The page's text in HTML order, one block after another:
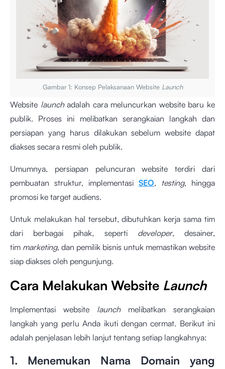
Gambar 1: Konsep Pelaksanaan Website Launch
Website launchadalah cara meluncurkan website baru ke
publik. Proses ini melibatkan serangkaian langkah dan
persiapan yang harus dilakukan sebelum website dapat
diakses secara resmi oleh publik.
Umumnya, persiapan peluncuran website terdiri dari
pembuatan struktur, implementasi SEO, testing, hingga
promosi ke target audiens.
Untuk melakukan hal tersebut, dibutuhkan kerja sama tim
dari berbagai pihak, seperti developer, desainer,
tim marketing, dan pemilik bisnis untuk memastikan website
siap diakses oleh pengunjung.
Cara Melakukan Website Launch
Implementasi website launchmelibatkan serangkaian
langkah yang perlu Anda ikuti dengan cermat. Berikut ini
adalah penjelasan lebih lanjut tentang setiap langkahnya:
1. Menemukan Nama Domain yang